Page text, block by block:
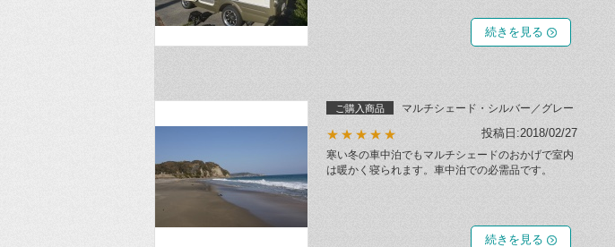
続きを見る
ご購入商品 マルチシェード・シルバー／グレー
★★★★★ 投稿日:2018/02/27
寒い冬の車中泊でもマルチシェードのおかげで室内
は暖かく寝られます。車中泊での必需品です。
続きを見る